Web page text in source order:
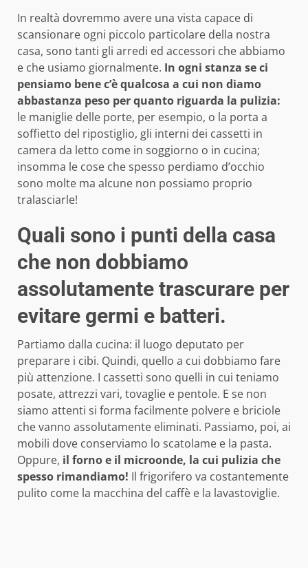
In realtà dovremmo avere una vista capace di
scansionare ogni piccolo particolare della nostra
casa, sono tanti gli arredi ed accessori che abbiamo
e che usiamo giornalmente. In ogni stanza se ci
pensiamo bene c’è qualcosa a cui non diamo
abbastanza peso per quanto riguarda la pulizia:
le maniglie delle porte, per esempio, o la porta a
soffietto del ripostiglio, gli interni dei cassetti in
camera da letto come in soggiorno o in cucina;
insomma le cose che spesso perdiamo d’occhio
sono molte ma alcune non possiamo proprio
tralasciarle!
Quali sono i punti della casa
che non dobbiamo
assolutamente trascurare per
evitare germi e batteri.
Partiamo dalla cucina: il luogo deputato per
preparare i cibi. Quindi, quello a cui dobbiamo fare
più attenzione. I cassetti sono quelli in cui teniamo
posate, attrezzi vari, tovaglie e pentole. E se non
siamo attenti si forma facilmente polvere e briciole
che vanno assolutamente eliminati. Passiamo, poi, ai
mobili dove conserviamo lo scatolame e la pasta.
Oppure, il forno e il microonde, la cui pulizia che
spesso rimandiamo! Il frigorifero va costantemente
pulito come la macchina del caffè e la lavastoviglie.